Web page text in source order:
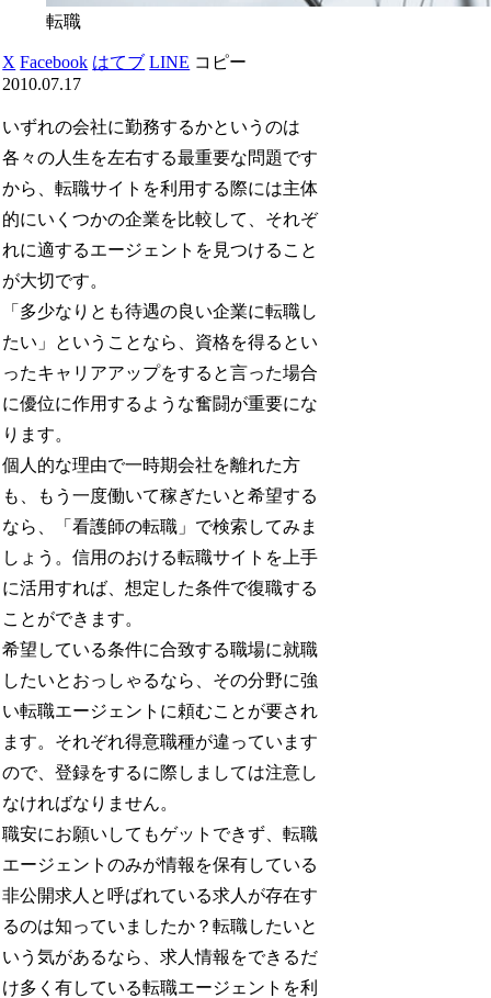
転職
X Facebook はてブ LINE コピー
2010.07.17
いずれの会社に勤務するかというのは
各々の人生を左右する最重要な問題です
から、転職サイトを利用する際には主体
的にいくつかの企業を比較して、それぞ
れに適するエージェントを見つけること
が大切です。
「多少なりとも待遇の良い企業に転職し
たい」ということなら、資格を得るとい
ったキャリアアップをすると言った場合
に優位に作用するような奮闘が重要にな
ります。
個人的な理由で一時期会社を離れた方
も、もう一度働いて稼ぎたいと希望する
なら、「看護師の転職」で検索してみま
しょう。信用のおける転職サイトを上手
に活用すれば、想定した条件で復職する
ことができます。
希望している条件に合致する職場に就職
したいとおっしゃるなら、その分野に強
い転職エージェントに頼むことが要され
ます。それぞれ得意職種が違っています
ので、登録をするに際しましては注意し
なければなりません。
職安にお願いしてもゲットできず、転職
エージェントのみが情報を保有している
非公開求人と呼ばれている求人が存在す
るのは知っていましたか？転職したいと
いう気があるなら、求人情報をできるだ
け多く有している転職エージェントを利